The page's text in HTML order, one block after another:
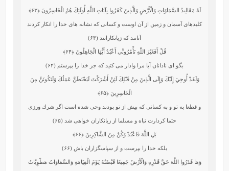
لَهُ مَقَالِيدُ السَّمَاوَاتِ وَالْأَرْضِ وَالَّذِينَ كَفَرُوا بِآيَاتِ اللَّهِ أُولَئِكَ هُمُ الْخَاسِرُونَ﴿۶۳﴾
كليدهاى آسمان و زمين از آن اوست و كسانى كه نشانه‏ هاى خدا را انكار كردند
آنانند كه زيانكارانند (۶۳)
قُلْ أَفَغَيْرَ اللَّهِ تَأْمُرُونِّي أَعْبُدُ أَيُّهَا الْجَاهِلُونَ ﴿۶۴﴾
بگو اى نادانان آيا مرا وادار مى ‏كنيد كه جز خدا را بپرستم (۶۴)
وَلَقَدْ أُوحِيَ إِلَيْكَ وَإِلَى الَّذِينَ مِنْ قَبْلِكَ لَئِنْ أَشْرَكْتَ لَيَحْبَطَنَّ عَمَلُكَ وَلَتَكُونَنَّ مِنَ
الْخَاسِرِينَ﴿۶۵﴾
و قطعا به تو و به كسانى كه پيش از تو بودند وحى شده است اگر شرك ورزى
حتما كردارت تباه و مسلما از زيانكاران خواهى شد (۶۵)
بَلِ اللَّهَ فَاعْبُدْ وَكُنْ مِنَ الشَّاكِرِينَ ﴿۶۶﴾
بلكه خدا را بپرست و از سپاسگزاران باش (۶۶)
وَمَا قَدَرُوا اللَّهَ حَقَّ قَدْرِهِ وَالْأَرْضُ جَمِيعًا قَبْضَتُهُ يَوْمَ الْقِيَامَةِ وَالسَّمَاوَاتُ مَطْوِيَّاتٌ